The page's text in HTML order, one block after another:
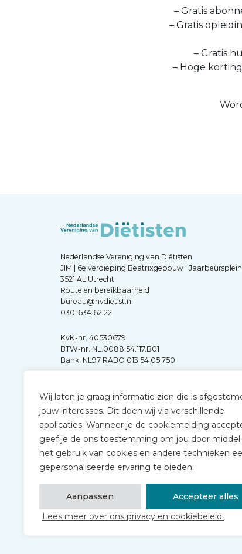
Wij laten je graag informatie zien die is
jouw interesses. Dit doen wij via verschillende
applicaties. Wanneer je de cookiemelding
geef je de ons toestemming om jou door middel
het gebruik van cookies en andere technieken
gepersonaliseerde ervaring te bieden.
Aanpassen
Accepteer alles
Lees meer over ons privacy en cookiebeleid.
– Gratis
– Gratis
– Gratis
– Hoge
Nederlandse Vereniging van Diëtisten
JIM | 6e verdieping Beatrixgebouw |
3521 AL Utrecht
Route en bereikbaarheid
bureau@nvdietist.nl
030-634 62 22
KvK-nr. 40530679
BTW-nr. NL.0088.54.117.B01
Bank: NL97 RABO 013 54 05 750